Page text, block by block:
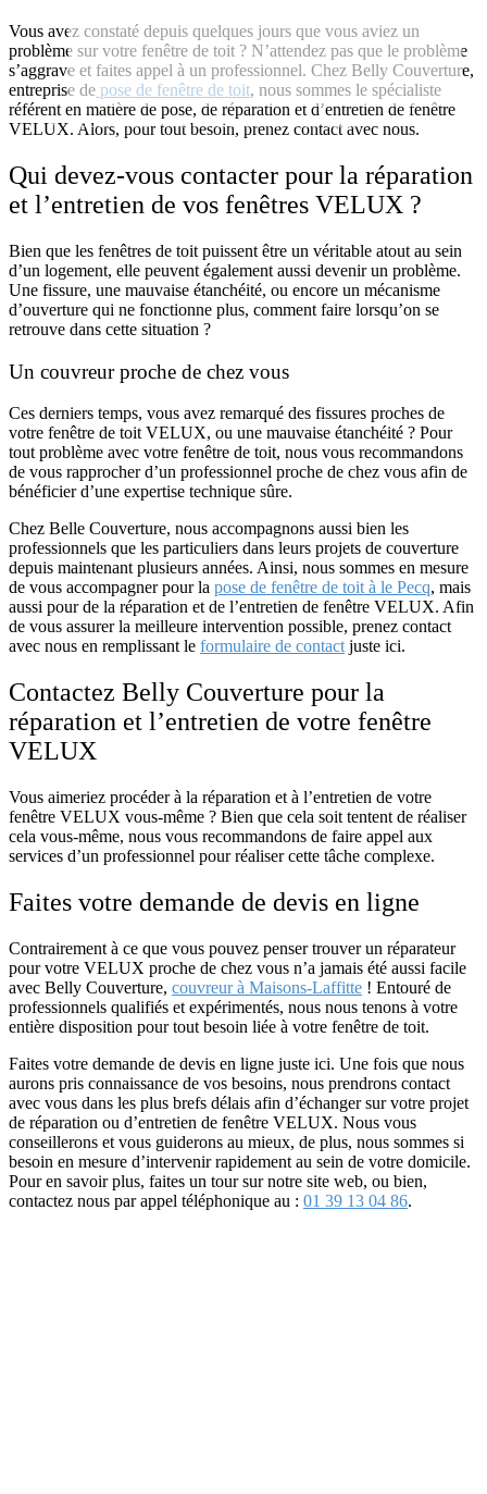
Réparation et entretien de fenêtre VELUX
Vous avez constaté depuis quelques jours que vous aviez un
problème sur votre fenêtre de toit ? N’attendez pas que le problème
s’aggrave et faites appel à un professionnel. Chez Belly Couverture,
entreprise de pose de fenêtre de toit, nous sommes le spécialiste
référent en matière de pose, de réparation et d’entretien de fenêtre
VELUX. Alors, pour tout besoin, prenez contact avec nous.
Qui devez-vous contacter pour la réparation
et l’entretien de vos fenêtres VELUX ?
Bien que les fenêtres de toit puissent être un véritable atout au sein
d’un logement, elle peuvent également aussi devenir un problème.
Une fissure, une mauvaise étanchéité, ou encore un mécanisme
d’ouverture qui ne fonctionne plus, comment faire lorsqu’on se
retrouve dans cette situation ?
Un couvreur proche de chez vous
Ces derniers temps, vous avez remarqué des fissures proches de
votre fenêtre de toit VELUX, ou une mauvaise étanchéité ? Pour
tout problème avec votre fenêtre de toit, nous vous recommandons
de vous rapprocher d’un professionnel proche de chez vous afin de
bénéficier d’une expertise technique sûre.
Chez Belle Couverture, nous accompagnons aussi bien les
professionnels que les particuliers dans leurs projets de couverture
depuis maintenant plusieurs années. Ainsi, nous sommes en mesure
de vous accompagner pour la pose de fenêtre de toit à le Pecq, mais
aussi pour de la réparation et de l’entretien de fenêtre VELUX. Afin
de vous assurer la meilleure intervention possible, prenez contact
avec nous en remplissant le formulaire de contactjuste ici.
Contactez Belly Couverture pour la
réparation et l’entretien de votre fenêtre
VELUX
Vous aimeriez procéder à la réparation et à l’entretien de votre
fenêtre VELUX vous-même ? Bien que cela soit tentent de réaliser
cela vous-même, nous vous recommandons de faire appel aux
services d’un professionnel pour réaliser cette tâche complexe.
Faites votre demande de devis en ligne
Contrairement à ce que vous pouvez penser trouver un réparateur
pour votre VELUX proche de chez vous n’a jamais été aussi facile
avec Belly Couverture, couvreur à Maisons-Laffitte ! Entouré de
professionnels qualifiés et expérimentés, nous nous tenons à votre
entière disposition pour tout besoin liée à votre fenêtre de toit.
Faites votre demande de devis en ligne juste ici. Une fois que nous
aurons pris connaissance de vos besoins, nous prendrons contact
avec vous dans les plus brefs délais afin d’échanger sur votre projet
de réparation ou d’entretien de fenêtre VELUX. Nous vous
conseillerons et vous guiderons au mieux, de plus, nous sommes si
besoin en mesure d’intervenir rapidement au sein de votre domicile.
Pour en savoir plus, faites un tour sur notre site web, ou bien,
contactez nous par appel téléphonique au : 01 39 13 04 86.